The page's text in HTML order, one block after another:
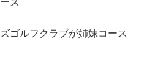
ス
ゴルフクラブが姉妹コース